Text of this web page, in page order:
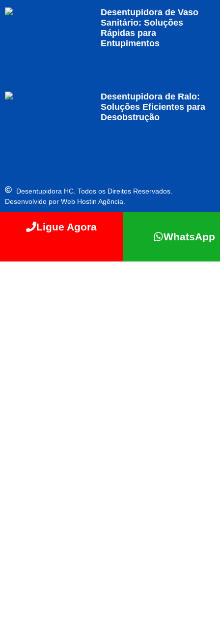
Desentupidora de Vaso
Sanitário: Soluções
Rápidas para
Entupimentos
Desentupidora de Ralo:
Soluções Eficientes para
Desobstrução
Desentupidora HC. Todos os Direitos Reservados.
Desenvolvido por Web Hostin Agência.
Ligue Agora
WhatsApp